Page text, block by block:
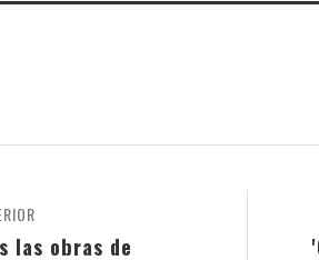
las obras de